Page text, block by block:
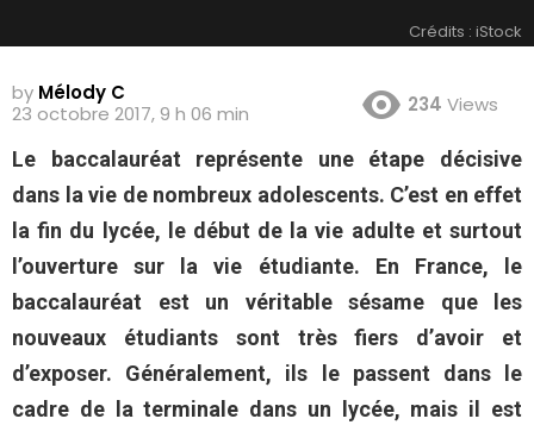
Crédits : iStock
by Mélody C
23 octobre 2017, 9 h 06 min
234 Views
Le baccalauréat représente une étape décisive
dans la vie de nombreux adolescents. C’est en effet
la fin du lycée, le début de la vie adulte et surtout
l’ouverture sur la vie étudiante. En France, le
baccalauréat est un véritable sésame que les
nouveaux étudiants sont très fiers d’avoir et
d’exposer. Généralement, ils le passent dans le
cadre de la terminale dans un lycée, mais il est